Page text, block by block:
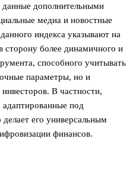
дополнительными
медиа и новостные
индекса указывают на
более динамичного и
способного учитывать
параметры, но и
В частности,
адаптированные под
его универсальным
финансов.